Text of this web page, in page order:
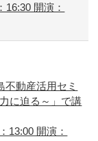
開演：
不動産活用セミ
に迫る～」で講
13:00 開演：